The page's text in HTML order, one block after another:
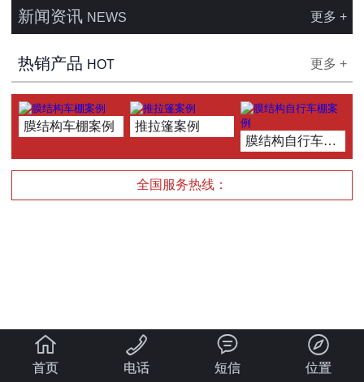
新闻资讯 NEWS 更多 +
热销产品 HOT 更多 +
膜结构车棚案例
推拉篷案例
膜结构自行车棚案例
全国服务热线：

首页

电话

短信

位置